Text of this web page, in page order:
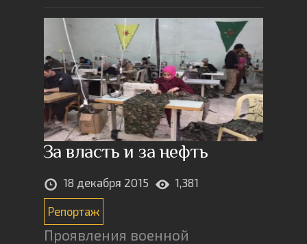
За власть и за нефть
18 декабря 2015 1,381
Репортаж
Проявления военной